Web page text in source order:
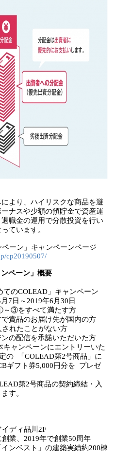
より、ハイリスクな商品を避
ナスや少額の預貯金で資産運
職金の運用で分散投資を行い
ています。
ペーン」キャンペーンページ
cp20190507/
ペーン」概要
のCOLEAD」キャンペーン
7日～2019年6月30日
～③をすべて満たす方
賞品のお届け先が国内の方
されたことがない方
の配信を承諾いただいた方
ャンペーンにエントリーいた
の 「COLEAD第2号商品」に
ギフト券5,000円分を プレゼ
第2号商品の契約締結・入
す。
ディ品川2F
業、2019年で創業50周年
ンベスト」の建築実績約200棟